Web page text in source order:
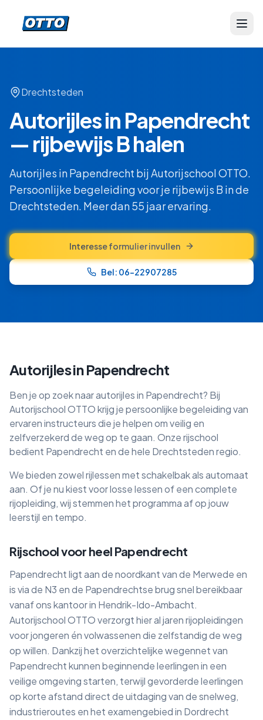
Drechtsteden
Autorijles in Papendrecht
— rijbewijs B halen
Autorijles in Papendrecht bij Autorijschool OTTO.
Persoonlijke begeleiding voor je rijbewijs B in de
Drechtsteden. Meer dan 55 jaar ervaring.
Interesse formulier invullen
Bel: 06-22907285
Autorijles inPapendrecht
Ben je op zoek naar autorijles in Papendrecht? Bij
Autorijschool OTTO krijg je persoonlijke begeleiding van
ervaren instructeurs die je helpen om veilig en
zelfverzekerd de weg op te gaan. Onze rijschool
bedient Papendrecht en de hele Drechtstedenregio.
We bieden zowel rijlessen met schakelbak als automaat
aan. Of je nu kiest voor losse lessen of een complete
rijopleiding, wij stemmen het programma af op jouw
leerstijl en tempo.
Rijschool voor heel Papendrecht
Papendrecht ligt aan de noordkant van de Merwede en
is via de N3 en de Papendrechtse brug snel bereikbaar
vanaf ons kantoor in Hendrik-Ido-Ambacht.
Autorijschool OTTO verzorgt hier al jaren rijopleidingen
voor jongeren én volwassenen die zelfstandig de weg
op willen. Dankzij het overzichtelijke wegennet van
Papendrecht kunnen beginnende leerlingen in een
veilige omgeving starten, terwijl gevorderde leerlingen
op korte afstand direct de uitdaging van de snelweg,
industrieroutes en het examengebied in Dordrecht